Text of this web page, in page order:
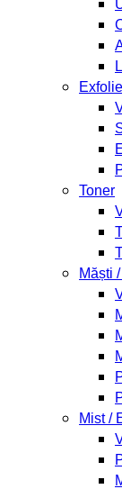
Toner
Măști
Mist /